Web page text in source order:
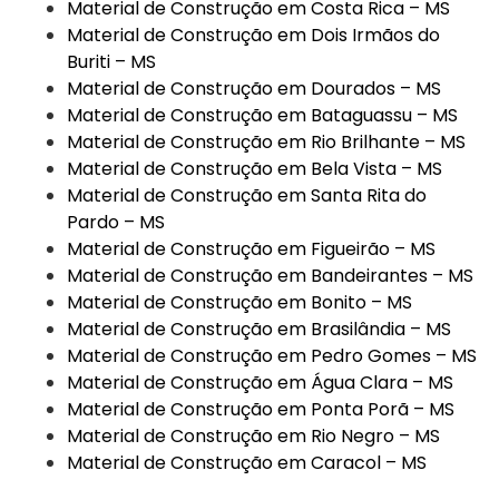
Material de Construção em Costa Rica – MS
Material de Construção em Dois Irmãos do
Buriti – MS
Material de Construção em Dourados – MS
Material de Construção em Bataguassu – MS
Material de Construção em Rio Brilhante – MS
Material de Construção em Bela Vista – MS
Material de Construção em Santa Rita do
Pardo – MS
Material de Construção em Figueirão – MS
Material de Construção em Bandeirantes – MS
Material de Construção em Bonito – MS
Material de Construção em Brasilândia – MS
Material de Construção em Pedro Gomes – MS
Material de Construção em Água Clara – MS
Material de Construção em Ponta Porã – MS
Material de Construção em Rio Negro – MS
Material de Construção em Caracol – MS